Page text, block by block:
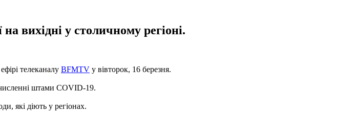
вихідні у столичному регіоні.
телеканалу BFMTV у вівторок, 16 березня.
численні штами COVID-19.
які діють у регіонах.